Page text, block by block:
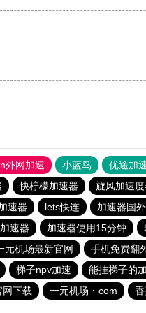
外网加速 小蓝鸟 优途加
快柠檬加速器 旋风加速度
速器 lets快连 加速器国
速器 加速器使用15分钟
元机场最新官网 手机免费翻
梯子npv加速 能挂梯子的
下载 一元机场・com